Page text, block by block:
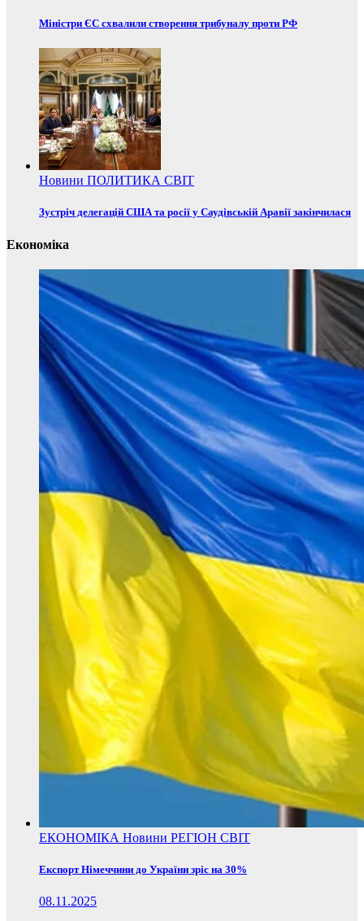
Міністри ЄС схвалили створення трибуналу проти РФ
Новини ПОЛИТИКА СВІТ
Зустріч делегацій США та росії у Саудівській Аравії закінчилася
Економіка
ЕКОНОМІКА Новини РЕГІОН СВІТ
Експорт Німеччини до України зріс на 30%
08.11.2025